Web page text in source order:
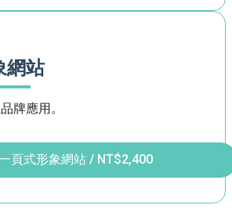
網站
牌應用。
頁式形象網站 / NT$2,400